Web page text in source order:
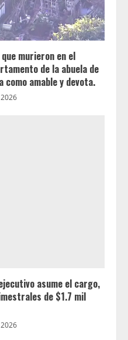
murieron en el
de la abuela de
como amable y devota.
asume el cargo,
de $1.7 mil